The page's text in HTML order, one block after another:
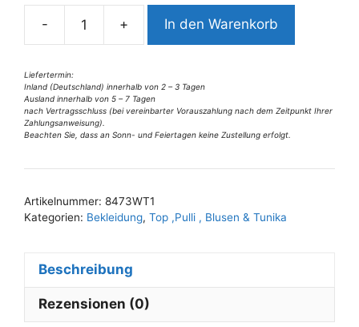
-
8473WT1
Farben
Gr
38-
Menge
+ In den Warenkorb
Liefertermin:
Inland (Deutschland) innerhalb von 2 – 3 Tagen
Ausland innerhalb von 5 – 7 Tagen
nach Vertragsschluss (bei vereinbarter Vorauszahlung nach dem Zeitpunkt Ihrer
Zahlungsanweisung).
Beachten Sie, dass an Sonn- und Feiertagen keine Zustellung erfolgt.
a
i
v
e
:
Artikelnummer: 8473WT1
Kategorien: Bekleidung, Top ,Pulli , Blusen & Tunika
Beschreibung
Rezensionen (0)